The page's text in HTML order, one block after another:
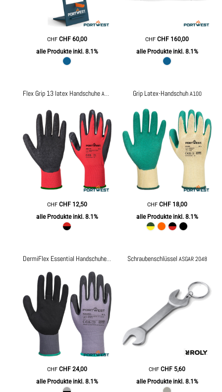
CHF CHF60,00
alle Produkte inkl. 8.1%
CHFCHF 160,00
alle Produkte inkl. 8.1%
Flex Grip 13 latex Handschuhe AB174
CHF CHF12,50
alle Produkte inkl. 8.1%
Grip Latex-Handschuh A100
CHF CHF18,00
alle Produkte inkl. 8.1%
DermiFlex Essential Handschuhe Multipack (Pk12) AB350
CHF CHF24,00
alle Produkte inkl. 8.1%
Schraubenschlüssel ASGAR 2048
CHFCHF 5,60
alle Produkte inkl. 8.1%